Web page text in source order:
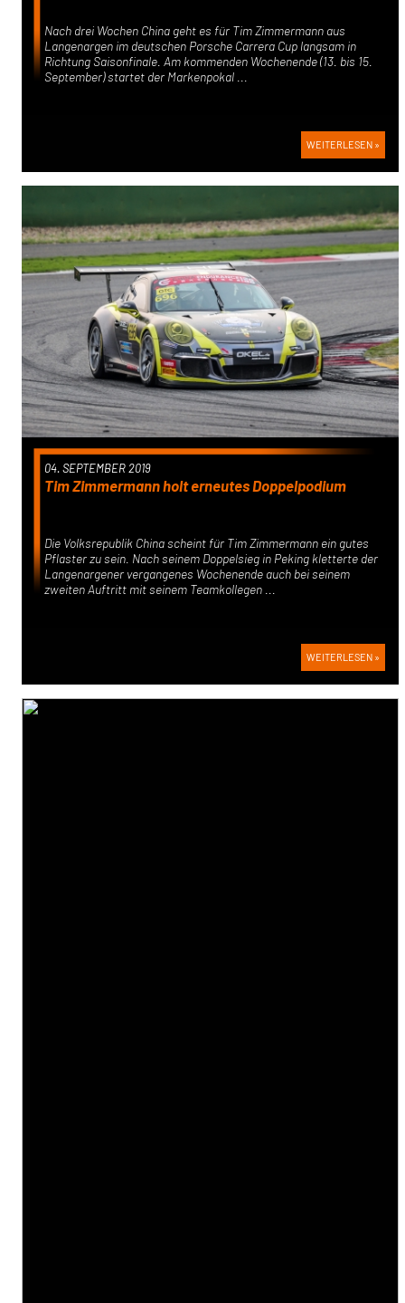
Nach drei Wochen China geht es für Tim Zimmermann aus
Langenargen im deutschen Porsche Carrera Cup langsam in
Richtung Saisonfinale. Am kommenden Wochenende (13. bis 15.
September) startet der Markenpokal ...
WEITERLESEN »
04. SEPTEMBER 2019
Tim Zimmermann holt erneutes Doppelpodium
Die Volksrepublik China scheint für Tim Zimmermann ein gutes
Pflaster zu sein. Nach seinem Doppelsieg in Peking kletterte der
Langenargener vergangenes Wochenende auch bei seinem
zweiten Auftritt mit seinem Teamkollegen ...
WEITERLESEN »